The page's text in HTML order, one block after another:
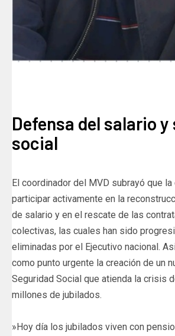
‎​​Defensa del salario
social
‎El coordinador del MVD subrayó que
participar activamente en la
de salario y en el rescate de las
colectivas, las cuales han sido
eliminadas por el Ejecutivo nacional.
como punto urgente la creación de un
Seguridad Social que atienda la crisis
millones de jubilados.
‎»Hoy día los jubilados viven con